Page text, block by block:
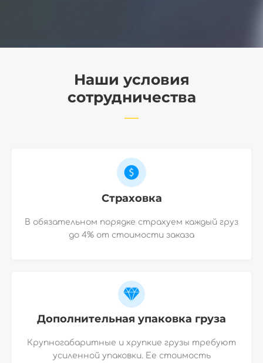
Наши условия
сотрудничества
Страховка
В обязательном порядке страхуем каждый груз
до 4% от стоимости заказа
Дополнительная упаковка груза
Крупногабаритные и хрупкие грузы требуют
усиленной упаковки. Ее стоимость